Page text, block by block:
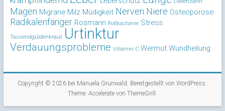
Magen Migräne Milz Müdigkeit Nerven Niere Osteoporose
Radikalenfänger Rosmarin Roßkastanie Stress
Tausendgüldenkraut Urtinktur
Verdauungsprobleme Vitamin C Wermut Wundheilung
Copyright © 2026 bei Manuela Grunwald . Bereitgestellt vonWordPress
Theme: Accelerate von ThemeGrill